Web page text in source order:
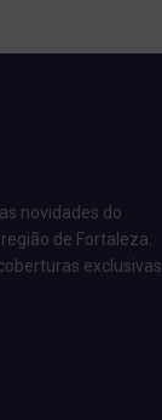
novidades do
de Fortaleza.
exclusivas